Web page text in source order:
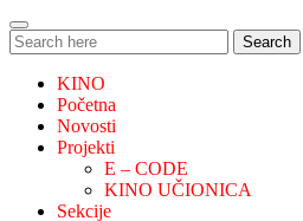
Search
for:
Search
KINO
Početna
Novosti
Projekti
E – CODE
KINO UČIONICA
Sekcije